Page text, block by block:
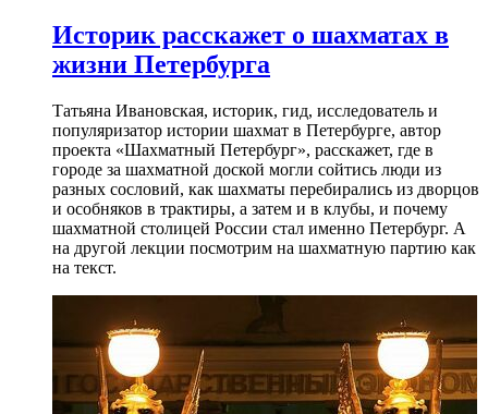
Историк расскажет о шахматах в
жизни Петербурга
Татьяна Ивановская, историк, гид, исследователь и
популяризатор истории шахмат в Петербурге, автор
проекта «Шахматный Петербург», расскажет, где в
городе за шахматной доской могли сойтись люди из
разных сословий, как шахматы перебирались из дворцов
и особняков в трактиры, а затем и в клубы, и почему
шахматной столицей России стал именно Петербург. А
на другой лекции посмотрим на шахматную партию как
на текст.